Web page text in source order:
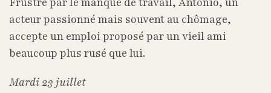
acteur passionné mais souvent au chômage,
accepte un emploi proposé par un vieil ami
beaucoup plus rusé que lui.
Mardi 23 juillet